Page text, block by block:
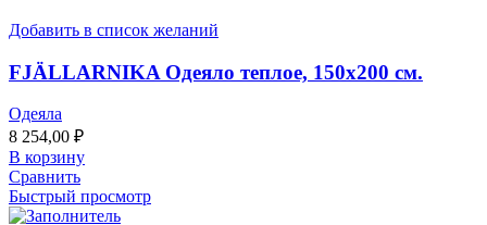
Добавить в список желаний
FJÄLLARNIKA Одеяло теплое, 150х200 см.
Одеяла
8 254,00 ₽
В корзину
Сравнить
Быстрый просмотр